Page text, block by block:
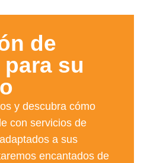
de
su
y descubra cómo
con servicios de
a sus
encantados de